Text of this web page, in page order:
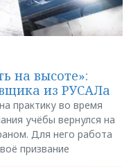
на высоте»:
из РУСАЛа
практику во время
учёбы вернулся на
Для него работа
призвание